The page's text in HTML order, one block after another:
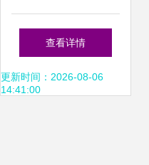
代理全攻略 厂家直
供，优质批发，价
查看详情
更新时间：2026-08-06
14:41:00